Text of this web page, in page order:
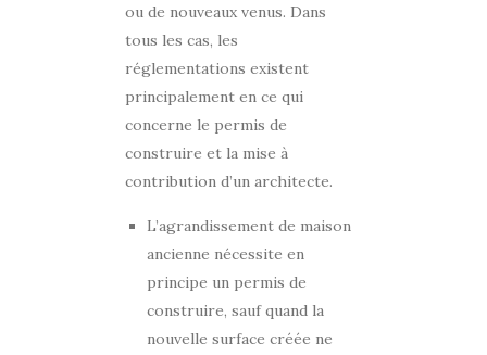
ou de nouveaux venus. Dans
tous les cas, les
réglementations existent
principalement en ce qui
concerne le permis de
construire et la mise à
contribution d’un architecte.
L’agrandissement de maison
ancienne nécessite en
principe un permis de
construire, sauf quand la
nouvelle surface créée ne